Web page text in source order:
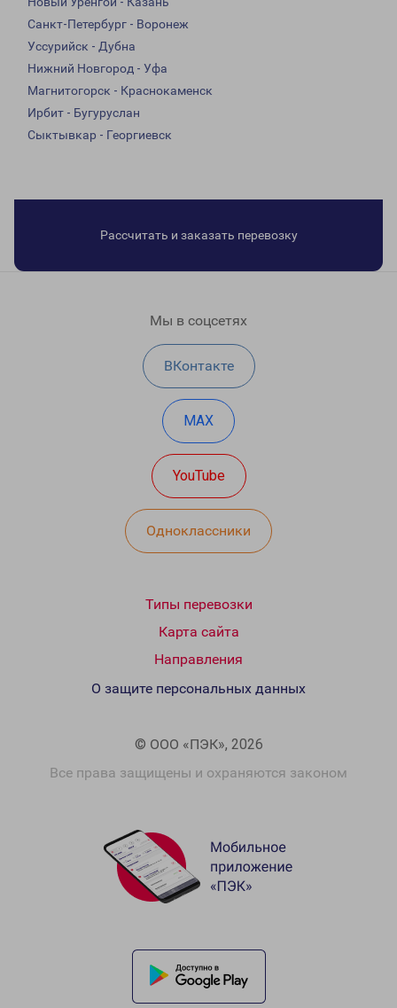
Санкт-Петербург - Воронеж
Уссурийск - Дубна
Нижний Новгород - Уфа
Магнитогорск - Краснокаменск
Ирбит - Бугуруслан
Сыктывкар - Георгиевск
Рассчитать и заказать перевозку
Мы в соцсетях
ВКонтакте
MAX
YouTube
Одноклассники
Типы перевозки
Карта сайта
Направления
© ООО «ПЭК», 2026
Все права защищены и охраняются законом
О защите персональных данных